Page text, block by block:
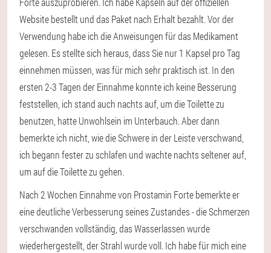
Website bestellt und das Paket nach Erhalt bezahlt. Vor der
Verwendung habe ich die Anweisungen für das Medikament
gelesen. Es stellte sich heraus, dass Sie nur 1 Kapsel pro Tag
einnehmen müssen, was für mich sehr praktisch ist. In den
ersten 2-3 Tagen der Einnahme konnte ich keine Besserung
feststellen, ich stand auch nachts auf, um die Toilette zu
benutzen, hatte Unwohlsein im Unterbauch. Aber dann
bemerkte ich nicht, wie die Schwere in der Leiste verschwand,
ich begann fester zu schlafen und wachte nachts seltener auf,
um auf die Toilette zu gehen.
Nach 2 Wochen Einnahme von Prostamin Forte bemerkte er
eine deutliche Verbesserung seines Zustandes - die Schmerzen
verschwanden vollständig, das Wasserlassen wurde
wiederhergestellt, der Strahl wurde voll. Ich habe für mich eine